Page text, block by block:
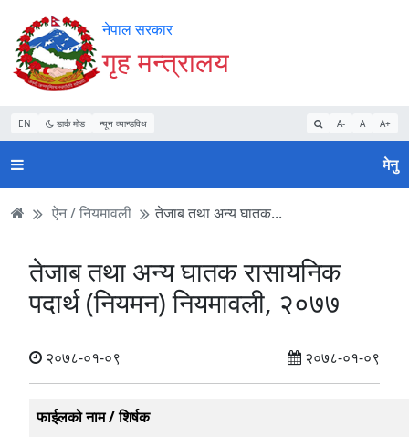
Accessibility
Mode
सुरु
गर्नुहोस्
सामाग्री
पढ्नुहाेस्
नेभिगेसन
पढ्नुहाेस्
वेबसाइट
खोजमा
जानुहोस्
नेपाल सरकार
गृह मन्त्रालय
EN डार्क मोड न्यून व्यान्डविथ A- A A+
मेनु
ऐन / नियमावली तेजाब तथा अन्य घातक...
तेजाब तथा अन्य घातक रासायनिक
पदार्थ (नियमन) नियमावली, २०७७
२०७८-०१-०९ २०७८-०१-०९
फाईलको नाम / शिर्षक